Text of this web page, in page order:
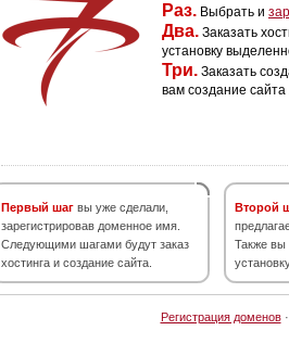
Раз. Выбрать и
Два. Заказать
установку
Три. Заказать
вам создание
Первый шаг вы уже сделали,
зарегистрировав доменное имя.
Следующими шагами будут заказ
хостинга и создание сайта.
Второй
Также вы
Регистрация доменов·